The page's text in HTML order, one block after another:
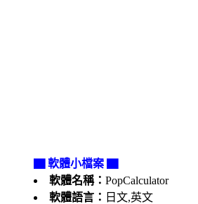
▇ 軟體小檔案 ▇
軟體名稱： PopCalculator
軟體語言： 日文,英文